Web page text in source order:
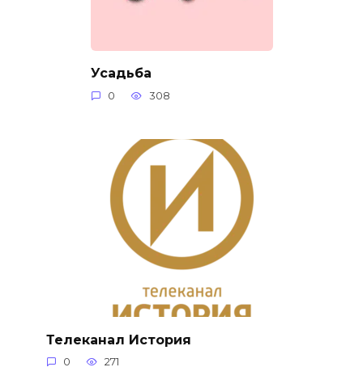
Усадьба
0 308
Телеканал История
0 271